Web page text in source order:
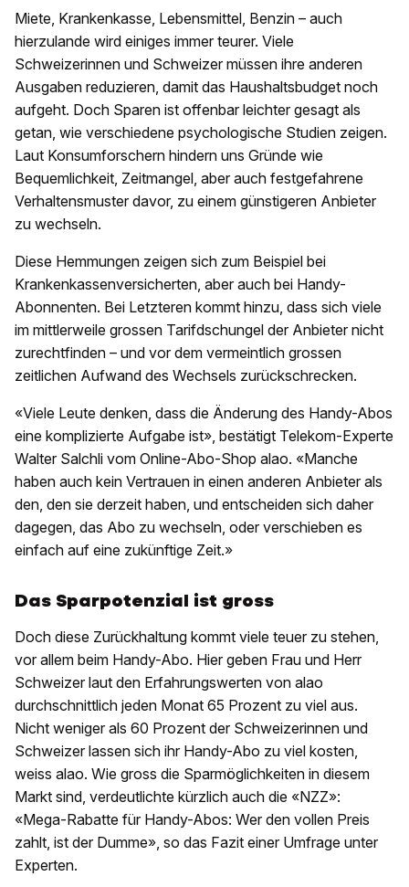
Miete, Krankenkasse, Lebensmittel, Benzin – auch
hierzulande wird einiges immer teurer. Viele
Schweizerinnen und Schweizer müssen ihre anderen
Ausgaben reduzieren, damit das Haushaltsbudget noch
aufgeht. Doch Sparen ist offenbar leichter gesagt als
getan, wie verschiedene psychologische Studien zeigen.
Laut Konsumforschern hindern uns Gründe wie
Bequemlichkeit, Zeitmangel, aber auch festgefahrene
Verhaltensmuster davor, zu einem günstigeren Anbieter
zu wechseln.
Diese Hemmungen zeigen sich zum Beispiel bei
Krankenkassenversicherten, aber auch bei Handy-
Abonnenten. Bei Letzteren kommt hinzu, dass sich viele
im mittlerweile grossen Tarifdschungel der Anbieter nicht
zurechtfinden – und vor dem vermeintlich grossen
zeitlichen Aufwand des Wechsels zurückschrecken.
«Viele Leute denken, dass die Änderung des Handy-Abos
eine komplizierte Aufgabe ist», bestätigt Telekom-Experte
Walter Salchli vom Online-Abo-Shop alao. «Manche
haben auch kein Vertrauen in einen anderen Anbieter als
den, den sie derzeit haben, und entscheiden sich daher
dagegen, das Abo zu wechseln, oder verschieben es
einfach auf eine zukünftige Zeit.»
Das Sparpotenzial ist gross
Doch diese Zurückhaltung kommt viele teuer zu stehen,
vor allem beim Handy-Abo. Hier geben Frau und Herr
Schweizer laut den Erfahrungswerten von alao
durchschnittlich jeden Monat 65 Prozent zu viel aus.
Nicht weniger als 60 Prozent der Schweizerinnen und
Schweizer lassen sich ihr Handy-Abo zu viel kosten,
weiss alao. Wie gross die Sparmöglichkeiten in diesem
Markt sind, verdeutlichte kürzlich auch die «NZZ»:
«Mega-Rabatte für Handy-Abos: Wer den vollen Preis
zahlt, ist der Dumme», so das Fazit einer Umfrage unter
Experten.